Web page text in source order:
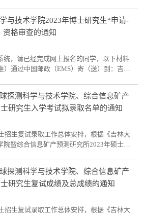
与技术学院2023年博士研究生“申请-
资格审查的通知
统，请已经完成网上报名的同学，以下材料
通过中国邮政（EMS）寄（送）到：吉林
申请材料均不予退还。1.《吉林大学博士
（吉林大学博士研究生报名系统下载并打
签名均由考...
探测科学与技术学院、综合信息矿产
研究生入学考试拟录取名单的通知
招生复试录取工作总体安排，根据《吉林大
暨综合信息矿产预测研究所2023年硕士研
示期为4月4日至4月6日。如考生对录取提
实名提出申诉。申诉及咨询方式：0431-
王老师吉...
探测科学与技术学院、综合信息矿产
研究生复试成绩及总成绩的通知
招生复试录取工作总体安排，根据《吉林大